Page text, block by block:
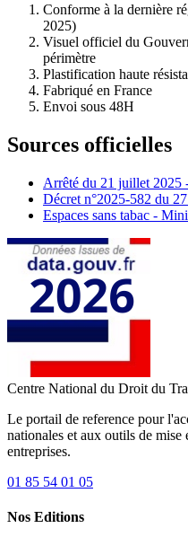
Conforme à la dernière
2025)
Visuel officiel du
périmètre
Plastification haute
Fabriqué en France
Envoi sous 48H
Sources officielles
Arrêté du 21 juillet 2025
Décret n°2025-582 du
Espaces sans tabac -
Centre National du Droit du
Le portail de reference pour
nationales et aux outils de
entreprises.
01 85 54 01 05
Nos Editions